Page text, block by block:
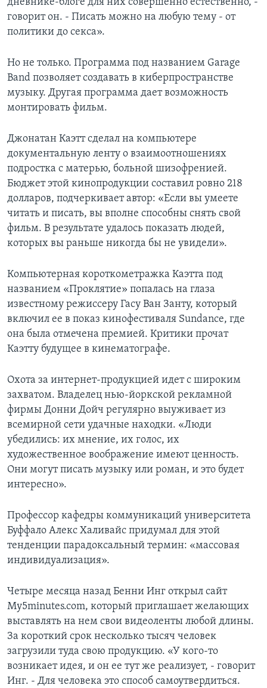
говорит он. - Писать можно на любую тему - от
политики до секса».
Но не только. Программа под названием Garage
Band позволяет создавать в киберпространстве
музыку. Другая программа дает возможность
монтировать фильм.
Джонатан Каэтт сделал на компьютере
документальную ленту о взаимоотношениях
подростка с матерью, больной шизофренией.
Бюджет этой кинопродукции составил ровно 218
долларов, подчеркивает автор: «Если вы умеете
читать и писать, вы вполне способны снять свой
фильм. В результате удалось показать людей,
которых вы раньше никогда бы не увидели».
Компьютерная короткометражка Каэтта под
названием «Проклятие» попалась на глаза
известному режиссеру Гасу Ван Занту, который
включил ее в показ кинофестиваля Sundance, где
она была отмечена премией. Критики прочат
Каэтту будущее в кинематографе.
Охота за интернет-продукцией идет с широким
захватом. Владелец нью-йоркской рекламной
фирмы Донни Дойч регулярно выуживает из
всемирной сети удачные находки. «Люди
убедились: их мнение, их голос, их
художественное воображение имеют ценность.
Они могут писать музыку или роман, и это будет
интересно».
Профессор кафедры коммуникаций университета
Буффало Алекс Халивайс придумал для этой
тенденции парадоксальный термин: «массовая
индивидуализация».
Четыре месяца назад Бенни Инг открыл сайт
My5minutes.com, который приглашает желающих
выставлять на нем свои видеоленты любой длины.
За короткий срок несколько тысяч человек
загрузили туда свою продукцию. «У кого-то
возникает идея, и он ее тут же реализует, - говорит
Инг. - Для человека это способ самоутвердиться.